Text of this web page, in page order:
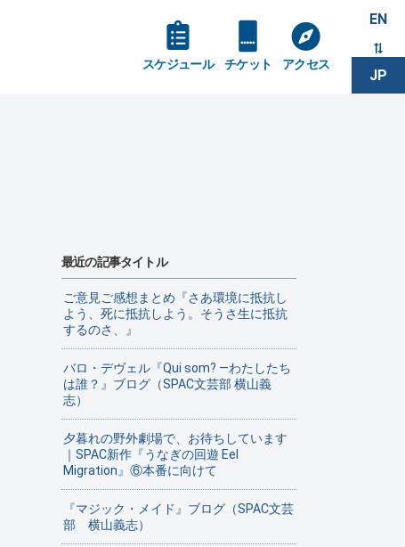
EN
JP
スケジュール チケット アクセス
最近の記事タイトル
ご意見ご感想まとめ『さあ環境に抵抗し
よう、死に抵抗しよう。そうさ生に抵抗
するのさ、』
バロ・デヴェル『Qui som? ―わたしたち
は誰？』ブログ（SPAC文芸部 横山義
志）
夕暮れの野外劇場で、お待ちしています
｜SPAC新作『うなぎの回遊 Eel
Migration』⑥本番に向けて
『マジック・メイド』ブログ（SPAC文芸
部 横山義志）